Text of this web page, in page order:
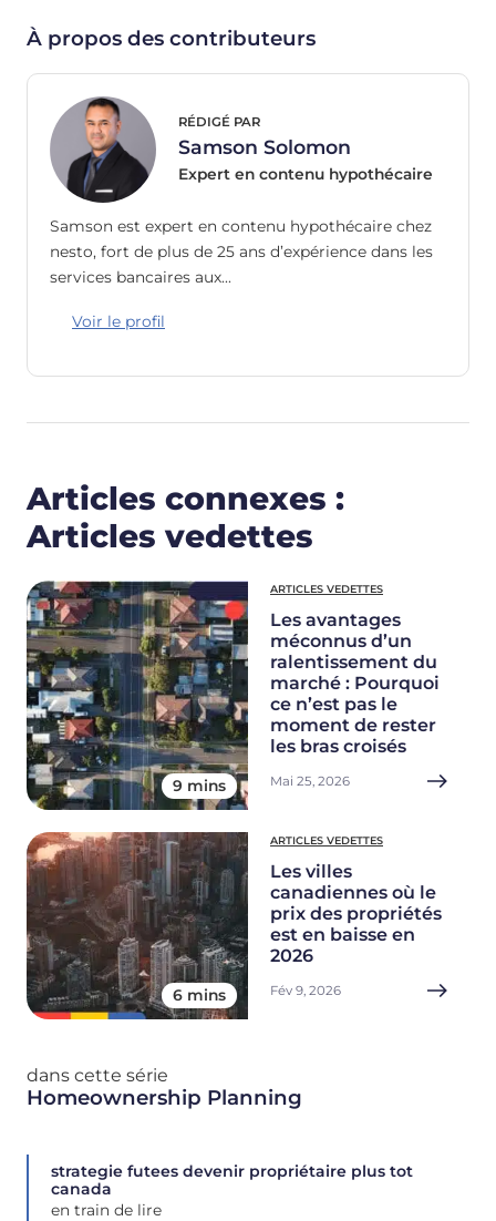
À propos des contributeurs
RÉDIGÉ PAR
Samson Solomon
Expert en contenu hypothécaire
Samson est expert en contenu hypothécaire chez
nesto, fort de plus de 25 ans d’expérience dans les
services bancaires aux…
Voir le profil
Articles connexes :
Articles vedettes
9 mins
ARTICLES VEDETTES
Les avantages
méconnus d’un
ralentissement du
marché : Pourquoi
ce n’est pas le
moment de rester
les bras croisés
Mai 25, 2026
6 mins
ARTICLES VEDETTES
Les villes
canadiennes où le
prix des propriétés
est en baisse en
2026
Fév 9, 2026
dans cette série
Homeownership Planning
strategie futees devenir propriétaire plus tot
canada
en train de lire